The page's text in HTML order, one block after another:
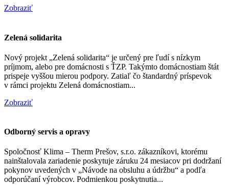
Zobraziť
Zelená solidarita
Nový projekt „Zelená solidarita“ je určený pre ľudí s nízkym
príjmom, alebo pre domácnosti s ŤZP. Takýmto domácnostiam štát
prispeje vyššou mierou podpory. Zatiaľ čo štandardný príspevok
v rámci projektu Zelená domácnostiam...
Zobraziť
Odborný servis a opravy
Spoločnosť Klima – Therm Prešov, s.r.o. zákazníkovi, ktorému
nainštalovala zariadenie poskytuje záruku 24 mesiacov pri dodržaní
pokynov uvedených v „Návode na obsluhu a údržbu“ a podľa
odporúčaní výrobcov. Podmienkou poskytnutia...